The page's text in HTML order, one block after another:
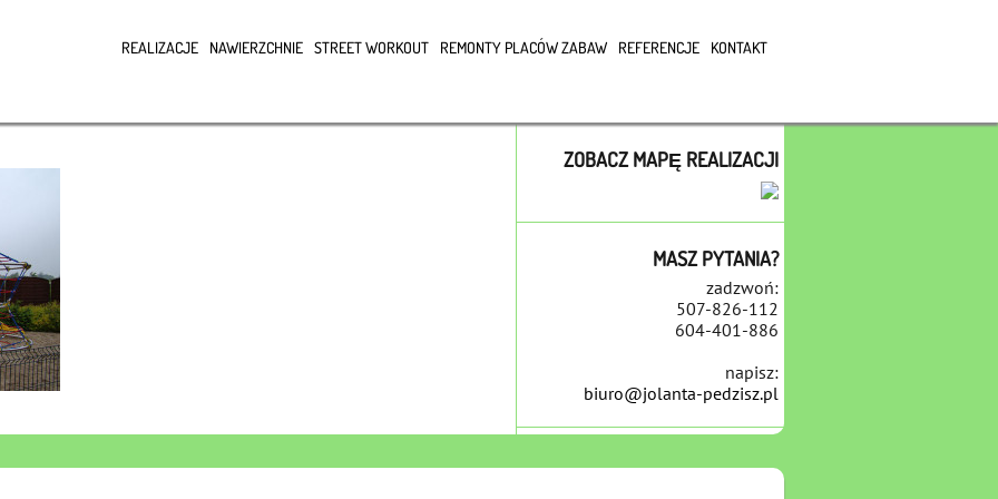
REALIZACJE NAWIERZCHNIE STREET WORKOUT REMONTY PLACÓW ZABAW REFERENCJE KONTAKT
ZOBACZ MAPĘ REALIZACJI
MASZ PYTANIA?
zadzwoń:
507-826-112
604-401-886
napisz:
biuro@jolanta-pedzisz.pl